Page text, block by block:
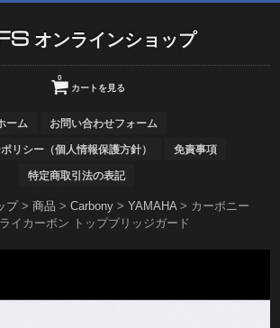
オンラインショップ
カートを見る
0
ーム お問い合わせフォーム
リシー（個人情報保護方針） 免責事項
特定商取引法の表記
プ>商品 >Carbony >YAMAHA> カーボニー
イカーボン トップブリッジガード